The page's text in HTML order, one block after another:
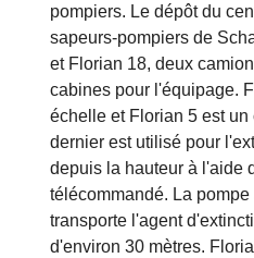
pompiers. Le dépôt du
sapeurs-pompiers de
et Florian 18, deux
cabines pour l'équipage.
échelle et Florian 5 est
dernier est utilisé pour
depuis la hauteur à l'aide
télécommandé. La
transporte l'agent
d'environ 30 mètres.